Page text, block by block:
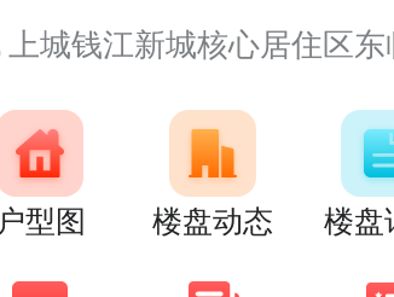
上城钱江新城核心居住区东
户型图 楼盘动态 楼盘